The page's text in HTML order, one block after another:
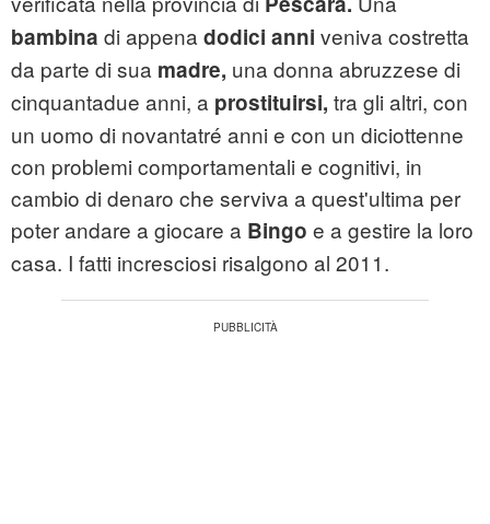
bambina di appena dodici anni veniva costretta
da parte di sua madre, una donna abruzzese di
cinquantadue anni, a prostituirsi, tra gli altri, con
un uomo di novantatré anni e con un diciottenne
con problemi comportamentali e cognitivi, in
cambio di denaro che serviva a quest'ultima per
poter andare a giocare a Bingo e a gestire la loro
casa. I fatti incresciosi risalgono al 2011.